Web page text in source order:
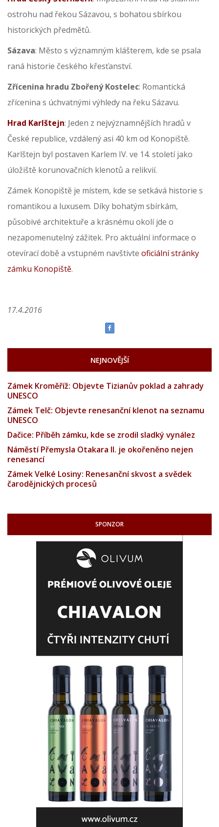
ostrohu nad řekou Sázavou, s bohatou sbírkou
historických předmětů.
Sázava: Město s významným klášterem, kde se psala
raná historie českého křesťanství.
Zřícenina hradu Zbořený Kostelec: Romantická
zřícenina s úchvatnými výhledy na řeku Sázavu.
Hrad Karlštejn: Jeden z nejvýznamnějších hradů v
České republice, vzdálený asi 40 km od Konopiště.
Karlštejn byl postaven Karlem IV. ve 14. století jako
úložiště korunovačních klenotů a relikvií.
Zámek Konopiště je místem, kde se setkává historie s
romantikou a luxusem. Díky bohatým sbírkám,
působivé architektuře a krásnému okolí jde o
nezapomenutelný zážitek. Pro aktuální informace o
otevírací době a vstupném navštivte oficiální stránky
zámku Konopiště.
17.4.2016
NEJNOVĚJŠÍ
Zámek Kroměříž: Objevte Tizianův poklad a zahrady
UNESCO
Zámek Telč: Objevte renesanční klenot na seznamu
UNESCO
Dačice: Příběh zámku, kde se zrodil sladký vynález
Náměstí Přemysla Otakara II. je okořeněno nejen
renesancí
Zámek Velké Losiny: Renesanční skvost a svědek
čarodějnických procesů
SPONZOR